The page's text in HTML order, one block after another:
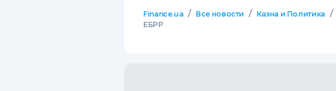
Finance.ua / Все новости / Казна и Политика /
ЕБРР